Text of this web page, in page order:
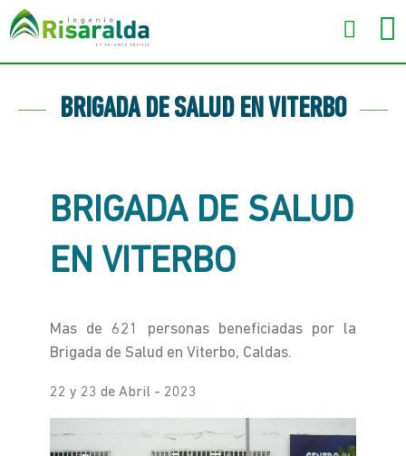
BRIGADA DE SALUD EN VITERBO
BRIGADA DE SALUD
EN VITERBO
Mas de 621 personas beneficiadas por la
Brigada de Salud en Viterbo, Caldas.
22 y 23 de Abril - 2023